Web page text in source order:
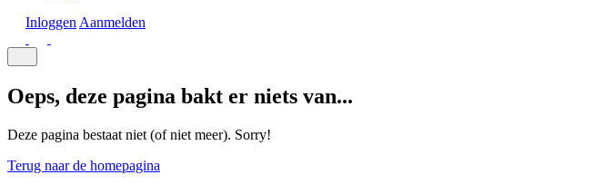
Inloggen Aanmelden
Oeps, deze pagina bakt er niets van...
Deze pagina bestaat niet (of niet meer). Sorry!
Terug naar de homepagina